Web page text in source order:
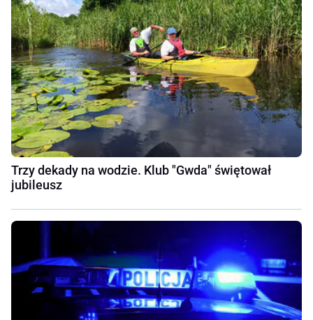
Trzy dekady na wodzie. Klub "Gwda" świętował
jubileusz